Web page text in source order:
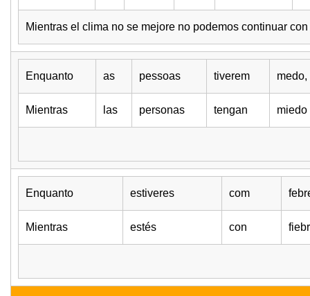
Mientras el clima no se mejore no podemos continuar
Enquanto as pessoas tiverem medo,
Mientras las personas tengan miedo
Enquanto estiveres com
Mientras estés con